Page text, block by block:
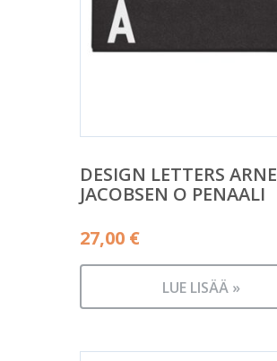
DESIGN LETTERS ARNE
JACOBSEN O PENAALI
27,00 €
LUE LISÄÄ »